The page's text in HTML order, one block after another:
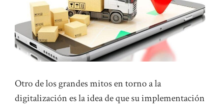
Otro de los grandes mitos en torno a la
digitalización es la idea de que su implementación